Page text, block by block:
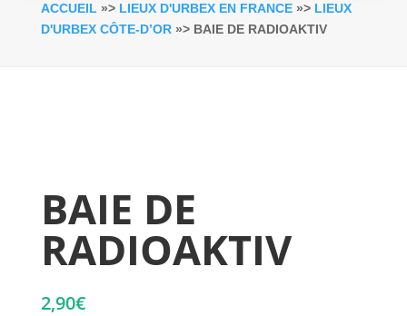
ACCUEIL »> LIEUX D'URBEX EN FRANCE»> LIEUX
D'URBEX CÔTE-D’OR»> BAIE DE RADIOAKTIV
BAIE DE
RADIOAKTIV
2,90€